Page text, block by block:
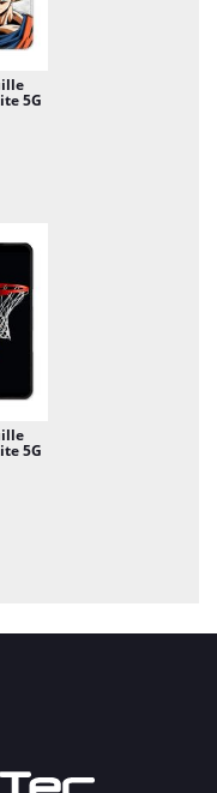
5G
5G